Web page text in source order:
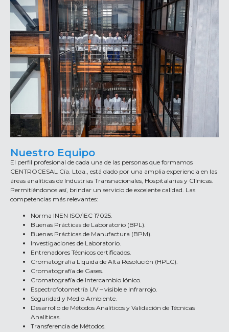
Nuestro Equipo
El perfil profesional de cada una de las personas que formamos
CENTROCESAL Cía. Ltda., está dado por una amplia experiencia en las
áreas analíticas de Industrias Transnacionales, Hospitalarias y Clínicas.
Permitiéndonos así, brindar un servicio de excelente calidad. Las
competencias más relevantes:
Norma INEN ISO/IEC 17025.
Buenas Prácticas de Laboratorio (BPL).
Buenas Prácticas de Manufactura (BPM).
Investigaciones de Laboratorio.
Entrenadores Técnicos certificados.
Cromatografía Líquida de Alta Resolución (HPLC).
Cromatografía de Gases.
Cromatografía de Intercambio Iónico.
Espectrofotometría UV – visible e Infrarrojo.
Seguridad y Medio Ambiente.
Desarrollo de Métodos Analíticos y Validación de Técnicas
Analíticas.
Transferencia de Métodos.